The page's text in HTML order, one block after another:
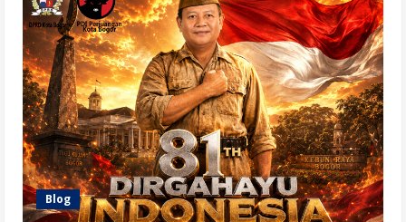
Blog